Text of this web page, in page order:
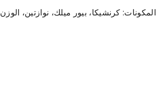
المكونات: كرنشيكا، بيور ميلك، نوازتين، الوزن ١١٢٠ جرام